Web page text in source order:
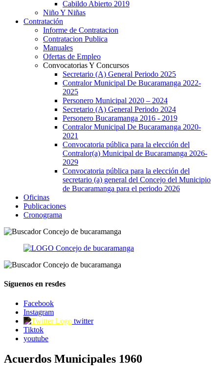
Cabildo Abierto 2019
Niño Y Niñas
Contratación
Informe de Contratacion
Contratacion Publica
Manuales
Ofertas de Empleo
Convocatorias Y Concursos
Secretario (A) General Periodo 2025
Contralor Municipal De Bucaramanga 2022-
2025
Personero Municipal 2020 – 2024
Secretario (A) General Periodo 2024
Personero Bucaramanga 2016 - 2019
Contralor Municipal De Bucaramanga 2020-
2021
Convocatoria pública para la elección del
Contralor(a) Municipal de Bucaramanga 2026-
2029
Convocatoria pública para la elección del
secretario (a) general del Concejo del Municipio
de Bucaramanga para el periodo 2026
Oficinas
Publicaciones
Cronograma
Síguenos en resdes
Facebook
Instagram
twitter
Tiktok
youtube
Acuerdos Municipales 1960